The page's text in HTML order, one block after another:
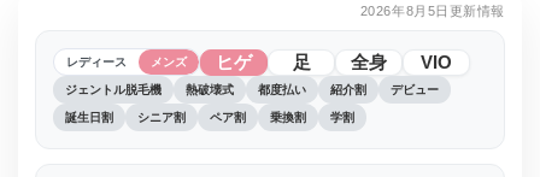
2026年8月5日更新情報
レディース メンズ ヒゲ 足 全身 VIO
ジェントル脱毛機 熱破壊式 都度払い 紹介割 デビュー
誕生日割 シニア割 ペア割 乗換割 学割